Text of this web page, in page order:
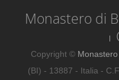
Monastero di
Copyright ©
(BI) - 13887 - Italia -